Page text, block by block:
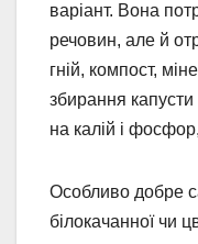
варіант. Вона
речовин, але й
гній, компост,
збирання
на калій і
Особливо добре
білокачанної чи